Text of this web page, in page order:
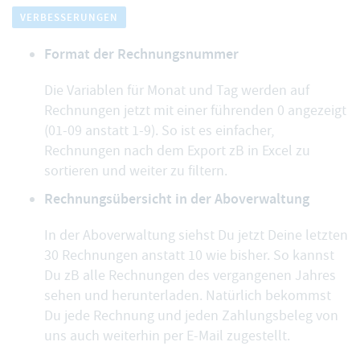
VERBESSERUNGEN
Format der Rechnungsnummer
Die Variablen für Monat und Tag werden auf
Rechnungen jetzt mit einer führenden 0 angezeigt
(01-09 anstatt 1-9). So ist es einfacher,
Rechnungen nach dem Export zB in Excel zu
sortieren und weiter zu filtern.
Rechnungsübersicht in der Aboverwaltung
In der Aboverwaltung siehst Du jetzt Deine letzten
30 Rechnungen anstatt 10 wie bisher. So kannst
Du zB alle Rechnungen des vergangenen Jahres
sehen und herunterladen. Natürlich bekommst
Du jede Rechnung und jeden Zahlungsbeleg von
uns auch weiterhin per E-Mail zugestellt.